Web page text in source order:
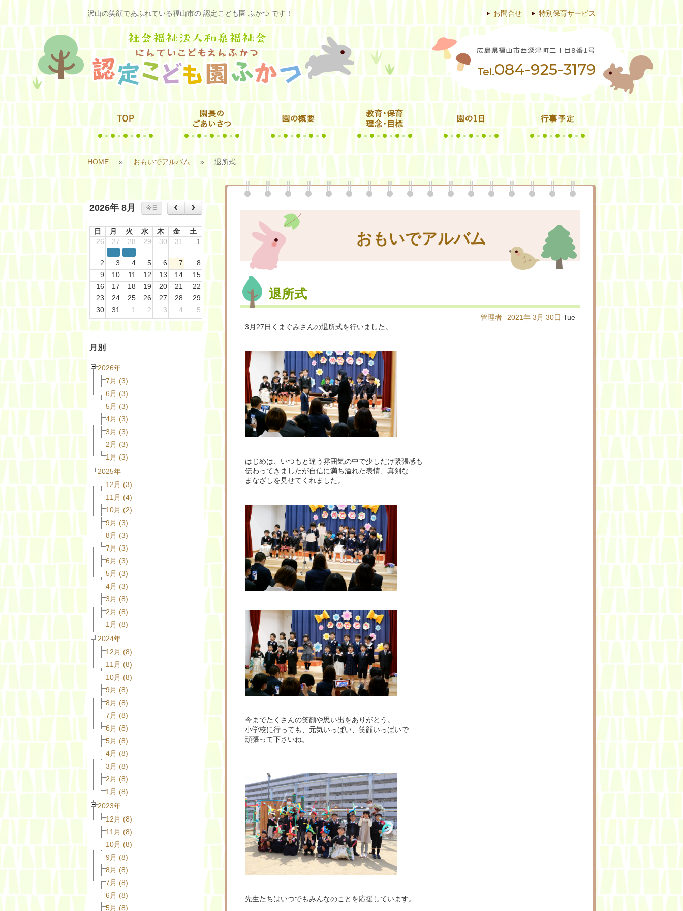
沢山の笑顔であふれている福山市の 認定こども園 ふかつ です！ 特別保育サービス
お問合せ
HOME » おもいでアルバム » 退所式
2026年 8月 今日
日 月 火 水 木 金
土
26
27 28 29 30 31 1
2 3 4 5 6 7
8
9
10 11 12 13 14
15
16
17 18 19 20 21
22
23
24 25 26 27 28
29
30
31 1 2 3 4 5
月別
2026年
7月 (3)
6月 (3)
5月 (3)
4月 (3)
3月 (3)
2月 (3)
1月 (3)
2025年
12月 (3)
11月 (4)
10月 (2)
9月 (3)
8月 (3)
7月 (3)
6月 (3)
5月 (3)
4月 (3)
3月 (8)
2月 (8)
1月 (8)
2024年
12月 (8)
11月 (8)
10月 (8)
9月 (8)
8月 (8)
7月 (8)
6月 (8)
5月 (8)
4月 (8)
3月 (8)
2月 (8)
1月 (8)
2023年
12月 (8)
11月 (8)
10月 (8)
9月 (8)
8月 (8)
7月 (8)
6月 (8)
5月 (8)
おもいでアルバム
退所式
2021年 3月 30日 Tue
管理者
3月27日くまぐみさんの退所式を行いました。
はじめは、いつもと違う雰囲気の中で少しだけ緊張感も
伝わってきましたが自信に満ち溢れた表情、真剣な
まなざしを見せてくれました。
今までたくさんの笑顔や思い出をありがとう。
小学校に行っても、元気いっぱい、笑顔いっぱいで
頑張って下さいね。
先生たちはいつでもみんなのことを応援しています。